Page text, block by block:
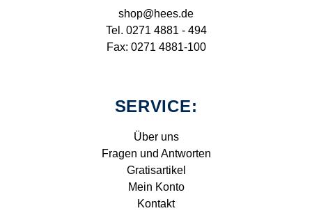
shop@hees.de
Tel. 0271 4881 - 494
Fax: 0271 4881-100
SERVICE:
Über uns
Fragen und Antworten
Gratisartikel
Mein Konto
Kontakt